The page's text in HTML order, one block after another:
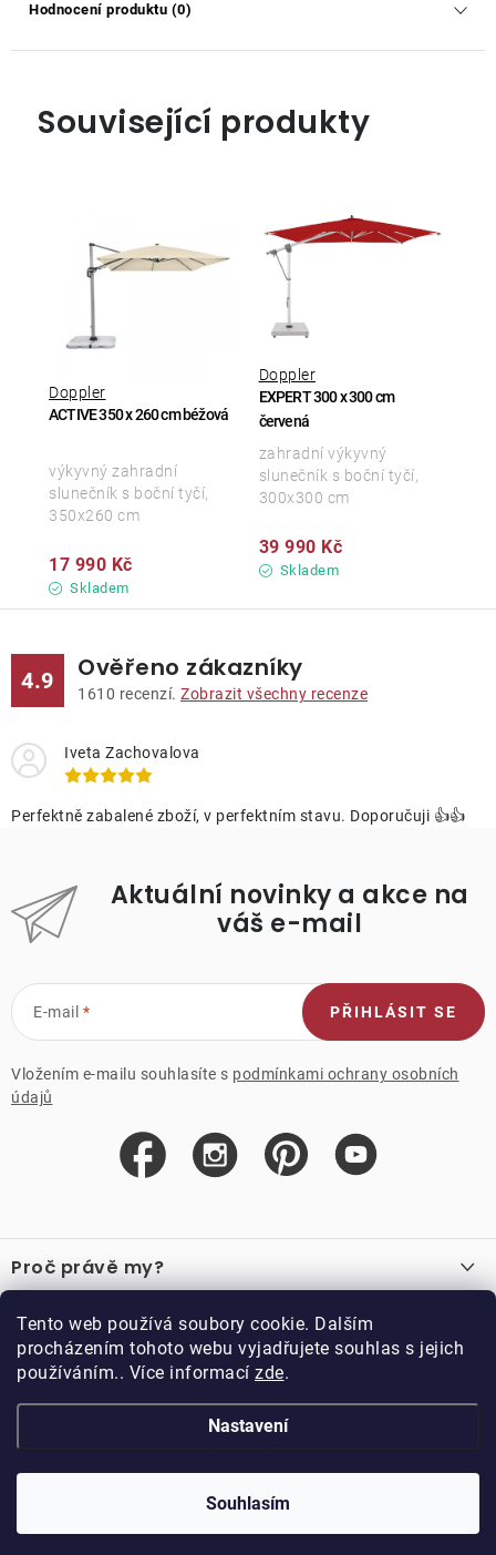
Tento web používá soubory cookie. Dalším
procházením tohoto webu vyjadřujete souhlas s jejich
používáním.. Více informací zde.
Nastavení
Souhlasím
Hodnocení produktu (0)
Související produkty
ACTIVE 350 x 260 cm béžová
Doppler
Skladem
17 990 Kč
výkyvný zahradní
slunečník s boční tyčí,
350x260 cm
EXPERT 300 x 300 cm
červená
Doppler
Skladem
39 990 Kč
zahradní výkyvný
slunečník s boční tyčí,
300x300 cm
4.9 Ověřeno zákazníky
1610 recenzí. Zobrazit všechny recenze
Iveta Zachovalova
Perfektně zabalené zboží, v perfektním stavu. Doporučuji 👍👍
Aktuální novinky a akce na
váš e-mail
E-mail
Vložením e-mailu souhlasíte s podmínkami ochrany osobních
údajů
PŘIHLÁSIT SE
á
p
a
Proč právě my?
Recenze
Důležité odkazy
Velkoobchod
Vzorková prodejna
Kariéra
Blog
O nákupu
Obchodní podmínky
Podmínky věrnostního programu
Kolekce
Doppler CZ spol. s.r.o.,
Trhové Sviny
DOPPLER CZ spol. s r.o.. Všechna práva vyhrazena.